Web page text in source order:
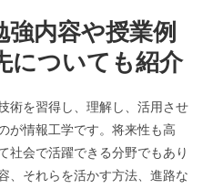
内容や授業例
についても紹介
術を習得し、理解し、活用させ
が情報工学です。将来性も高
社会で活躍できる分野でもあり
、それらを活かす方法、進路な